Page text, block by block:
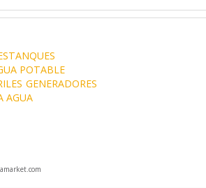
POTABLE
GENERADORES
AGUA